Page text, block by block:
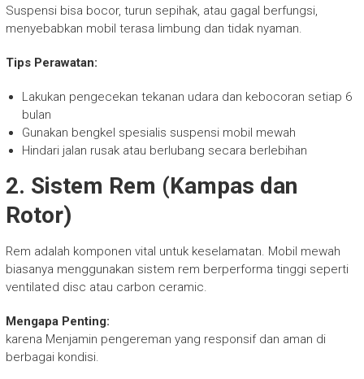
Suspensi bisa bocor, turun sepihak, atau gagal berfungsi,
menyebabkan mobil terasa limbung dan tidak nyaman.
Tips Perawatan:
Lakukan pengecekan tekanan udara dan kebocoran setiap 6
bulan
Gunakan bengkel spesialis suspensi mobil mewah
Hindari jalan rusak atau berlubang secara berlebihan
2. Sistem Rem (Kampas dan
Rotor)
Rem adalah komponen vital untuk keselamatan. Mobil mewah
biasanya menggunakan sistem rem berperforma tinggi seperti
ventilated disc atau carbon ceramic.
Mengapa Penting:
karena Menjamin pengereman yang responsif dan aman di
berbagai kondisi.